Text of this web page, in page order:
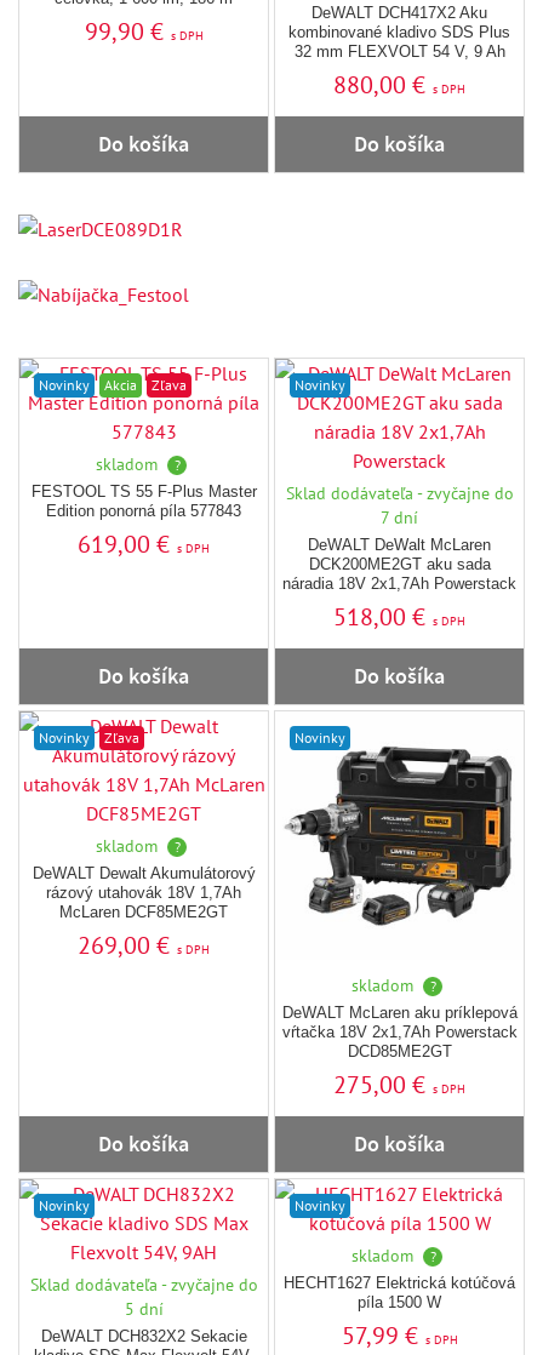
99,90 € s DPH
Do košíka
DeWALT DCH417X2 Aku
kombinované kladivo SDS Plus
32 mm FLEXVOLT 54 V, 9 Ah
880,00 € s DPH
Do košíka
Novinky Akcia Zľava
skladom
?
FESTOOL TS 55 F-Plus Master
Edition ponorná píla 577843
619,00 € s DPH
Do košíka
Novinky
Sklad dodávateľa - zvyčajne do
7 dní
DeWALT DeWalt McLaren
DCK200ME2GT aku sada
náradia 18V 2x1,7Ah Powerstack
518,00 € s DPH
Do košíka
Novinky Zľava
skladom
?
DeWALT Dewalt Akumulátorový
rázový utahovák 18V 1,7Ah
McLaren DCF85ME2GT
269,00 € s DPH
Do košíka
Novinky
skladom
?
DeWALT McLaren aku príklepová
vŕtačka 18V 2x1,7Ah Powerstack
DCD85ME2GT
275,00 € s DPH
Do košíka
Novinky
Sklad dodávateľa - zvyčajne do
5 dní
DeWALT DCH832X2 Sekacie
Novinky
skladom
?
HECHT1627 Elektrická kotúčová
píla 1500 W
57,99 € s DPH